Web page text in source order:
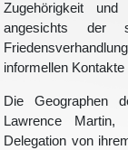
Zugehörigkeit und
angesichts der
informellen
Die Geographen
Lawrence
Delegation von